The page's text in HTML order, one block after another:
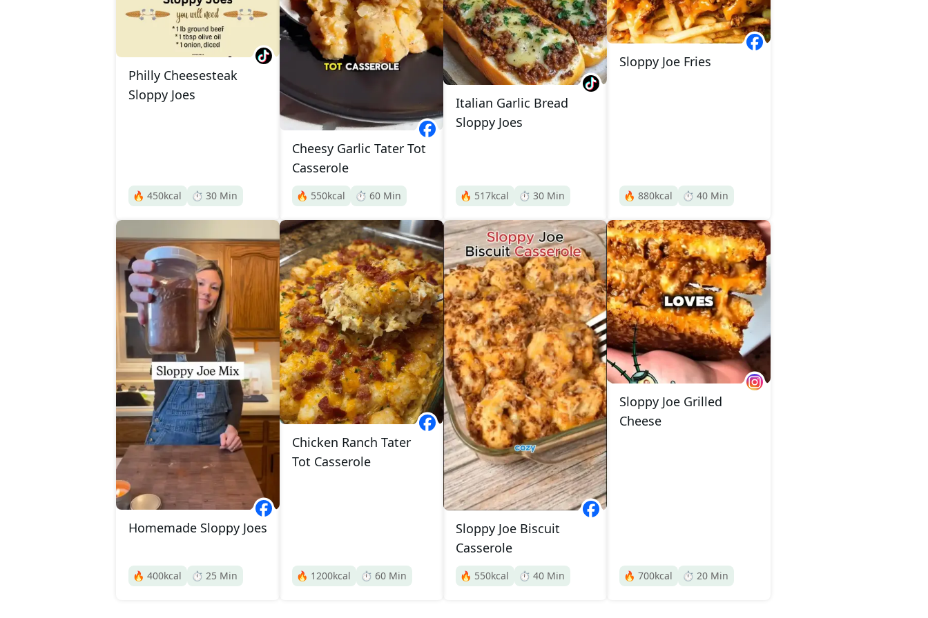
Philly Cheesesteak
Sloppy Joes
🔥 450kcal ⏱️ 30 Min
Cheesy Garlic Tater Tot
Casserole
🔥 550kcal ⏱️ 60 Min
Italian Garlic Bread
Sloppy Joes
🔥 517kcal ⏱️ 30 Min
Sloppy Joe Fries
🔥 880kcal ⏱️ 40 Min
Homemade Sloppy Joes
🔥 400kcal ⏱️ 25 Min
Chicken Ranch Tater
Tot Casserole
🔥 1200kcal ⏱️ 60 Min
Sloppy Joe Biscuit
Casserole
🔥 550kcal ⏱️ 40 Min
Sloppy Joe Grilled
Cheese
🔥 700kcal ⏱️ 20 Min